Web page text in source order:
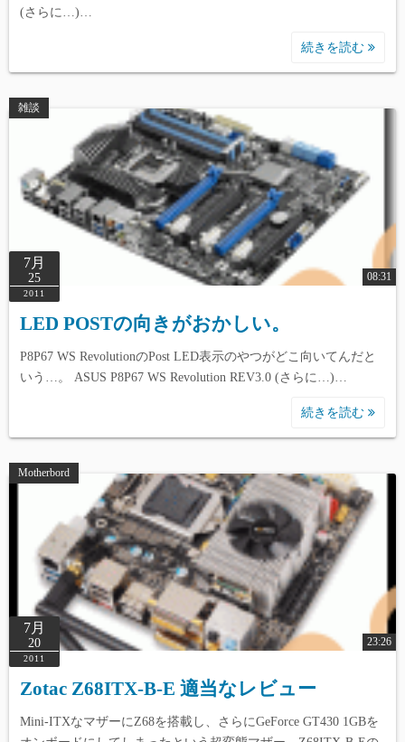
(さらに…)…
続きを読む
雑談
7月
25
2011
08:31
LED POSTの向きがおかしい。
P8P67 WS RevolutionのPost LED表示のやつがどこ向いてんだと
いう…。 ASUS P8P67 WS Revolution REV3.0 (さらに…)…
続きを読む
Motherbord
7月
20
2011
23:26
Zotac Z68ITX-B-E 適当なレビュー
Mini-ITXなマザーにZ68を搭載し、さらにGeForce GT430 1GBを